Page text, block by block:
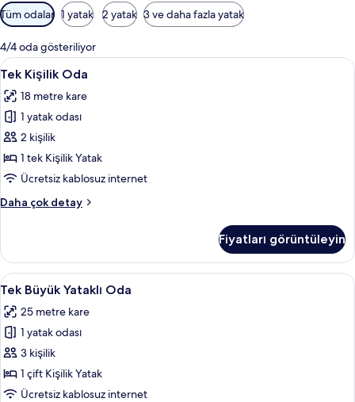
Odalar
için
mevcut
filtreler
Tüm odalar 1 yatak 2 yatak 3 ve daha fazla yatak
4/4 oda gösteriliyor
Tek
Kişilik
Oda
için
tüm
fotoğrafları
görün
Masa, ütü/ütü masası, ücretsiz
6
Tek Kişilik Oda
18 metre kare
1 yatak odası
2 kişilik
1 tek Kişilik Yatak
Ücretsiz kablosuz internet
Daha çok detay
Tek
daha
fazla
detay
Fiyatları görüntüleyin
Tek
Büyük
Yataklı
Oda
için
tüm
fotoğrafları
Masa, ütü/ütü masası, ücretsiz
5
Tek Büyük Yataklı Oda
25 metre kare
1 yatak odası
3 kişilik
1 çift Kişilik Yatak
Ücretsiz kablosuz internet